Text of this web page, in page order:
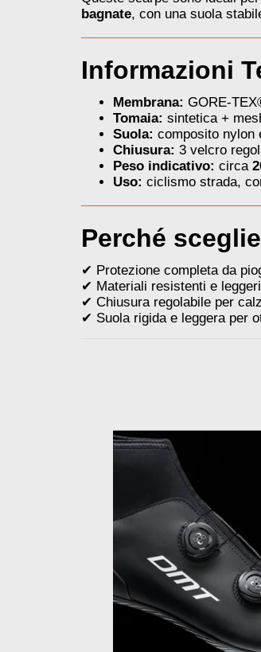
bagnate, con una suola
Informazioni
Membrana: GORE-
Tomaia: sintetica +
Suola: composito nylon
Chiusura: 3 velcro
Peso indicativo: circa
Uso: ciclismo strada,
Perché
✔ Protezione completa da
✔ Materiali resistenti e leggeri
✔ Chiusura regolabile per
✔ Suola rigida e leggera per